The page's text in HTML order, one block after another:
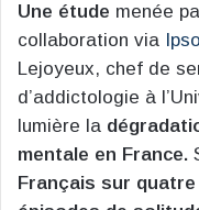
Une étude menée
collaboration via
Lejoyeux, chef de
d’addictologie à
lumière la
mentale en France.
Français sur